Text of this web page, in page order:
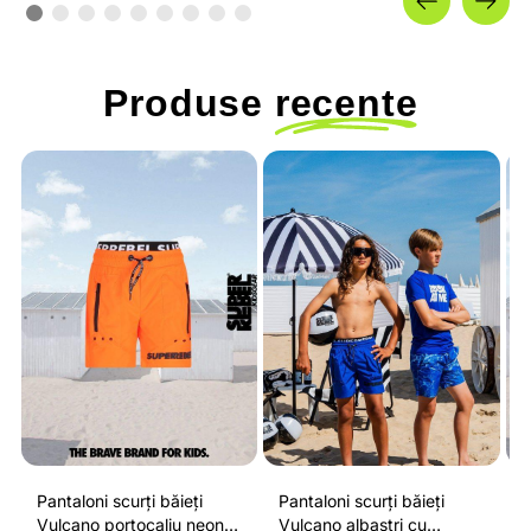
Produse recente
Pantaloni scurți băieți
Vulcano portocaliu neon
Pantaloni scurți băieți
Vulcano albaștri cu